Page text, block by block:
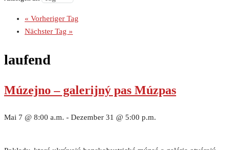
« Vorheriger Tag
Nächster Tag »
laufend
Múzejno – galerijný pas Múzpas
Mai 7 @ 8:00 a.m. - Dezember 31 @ 5:00 p.m.